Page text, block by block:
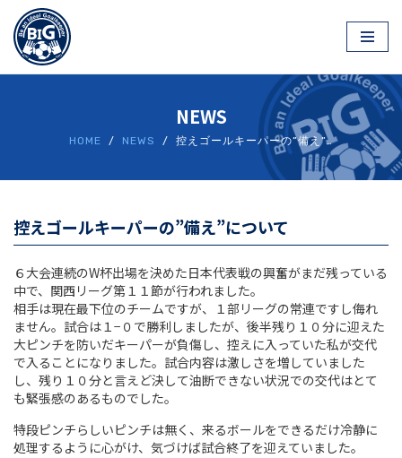
コ
ス
ッ
プ
2017年9月3日
NEWS
HOME / NEWS / 控えゴールキーパーの”備え”…
控えゴールキーパーの”備え”について
６大会連続のW杯出場を決めた日本代表戦の興奮がまだ残っている
中で、関西リーグ第１１節が行われました。
相手は現在最下位のチームですが、１部リーグの常連ですし侮れ
ません。試合は１−０で勝利しましたが、後半残り１０分に迎えた
大ピンチを防いだキーパーが負傷し、控えに入っていた私が交代
で入ることになりました。試合内容は激しさを増していました
し、残り１０分と言えど決して油断できない状況での交代はとて
も緊張感のあるものでした。
特段ピンチらしいピンチは無く、来るボールをできるだけ冷静に
処理するように心がけ、気づけば試合終了を迎えていました。